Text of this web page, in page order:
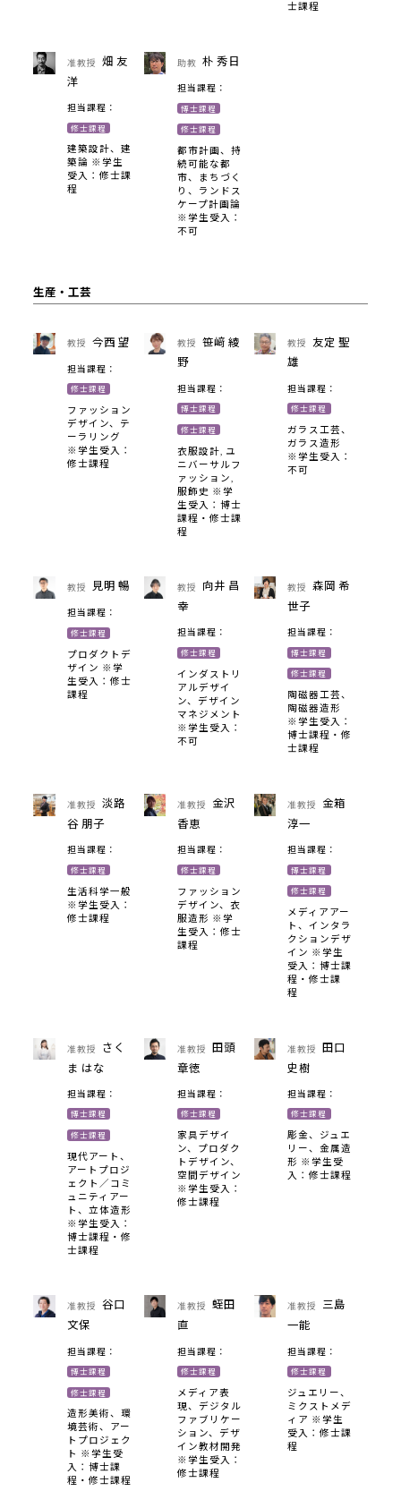
士課程
准教授
畑 友
洋
担当課程：
修士課程
建築設計、建
築論 ※学生
受入：修士課
程
助教 朴 秀日
担当課程：
博士課程
修士課程
都市計画、持
続可能な都
市、まちづく
り、ランドス
ケープ計画論
※学生受入：
不可
生産・工芸
教授 今西 望
担当課程：
修士課程
ファッション
デザイン、テ
ーラリング
※学生受入：
修士課程
教授
笹﨑 綾
野
担当課程：
博士課程
修士課程
衣服設計, ユ
ニバーサルフ
ァッション,
服飾史 ※学
生受入：博士
課程・修士課
程
教授
友定 聖
雄
担当課程：
修士課程
ガラス工芸、
ガラス造形
※学生受入：
不可
教授 見明 暢
担当課程：
修士課程
プロダクトデ
ザイン ※学
生受入：修士
課程
教授
向井 昌
幸
担当課程：
修士課程
インダストリ
アルデザイ
ン、デザイン
マネジメント
※学生受入：
不可
教授
森岡 希
世子
担当課程：
博士課程
修士課程
陶磁器工芸、
陶磁器造形
※学生受入：
博士課程・修
士課程
准教授
淡路
谷 朋子
担当課程：
修士課程
生活科学一般
※学生受入：
修士課程
准教授
金沢
香恵
担当課程：
修士課程
ファッション
デザイン、衣
服造形 ※学
生受入：修士
課程
准教授
金箱
淳一
担当課程：
博士課程
修士課程
メディアアー
ト、インタラ
クションデザ
イン ※学生
受入：博士課
程・修士課
程
准教授
さく
ま はな
担当課程：
博士課程
修士課程
現代アート、
アートプロジ
ェクト／コミ
ュニティアー
ト、立体造形
※学生受入：
博士課程・修
士課程
准教授
田頭
章徳
担当課程：
修士課程
家具デザイ
ン、プロダク
トデザイン、
空間デザイン
※学生受入：
修士課程
准教授
田口
史樹
担当課程：
修士課程
彫金、ジュエ
リー、金属造
形 ※学生受
入：修士課程
准教授
谷口
文保
担当課程：
博士課程
修士課程
造形美術、環
境芸術、アー
トプロジェク
ト ※学生受
入：博士課
程・修士課程
准教授
蛭田
直
担当課程：
修士課程
メディア表
現、デジタル
ファブリケー
ション、デザ
イン教材開発
※学生受入：
修士課程
准教授
三島
一能
担当課程：
修士課程
ジュエリー、
ミクストメデ
ィア ※学生
受入：修士課
程